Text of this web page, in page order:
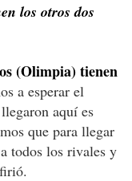
los otros dos
(Olimpia) tienen
a esperar el
aquí es
que para llegar
todos los rivales y